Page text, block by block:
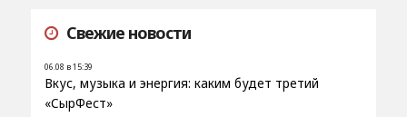
Свежие новости
06.08 в 15:39
Вкус, музыка и энергия: каким будет третий
«СырФест»